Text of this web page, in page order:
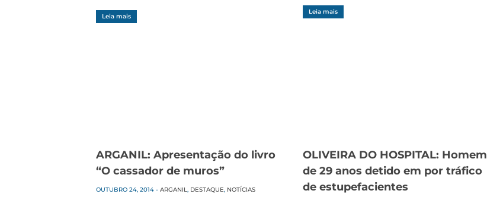
Leia mais
Leia mais
ARGANIL: Apresentação do livro
“O cassador de muros”
OUTUBRO 24, 2014 - ARGANIL, DESTAQUE, NOTÍCIAS
OLIVEIRA DO HOSPITAL: Homem
de 29 anos detido em por tráfico
de estupefacientes